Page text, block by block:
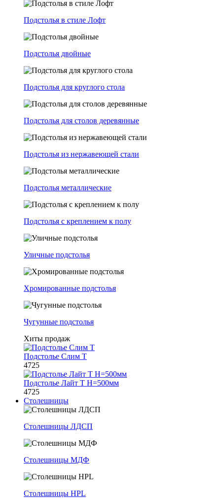
Подстолья в стиле Лофт
Подстолья двойные
Подстолья для круглого стола
Подстолья для столов деревянные
Подстолья из нержавеющей стали
Подстолья металлические
Подстолья с креплением к полу
Уличные подстолья
Хромированные подстолья
Чугунные подстолья
Хиты продаж
Подстолье Слим Т
4725
Подстолье Лайт Т H=500мм
4725
Столешницы
Столешницы ЛДСП
Столешницы МДФ
Столешницы HPL